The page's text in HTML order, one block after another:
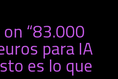
“83.000
para IA
es lo que